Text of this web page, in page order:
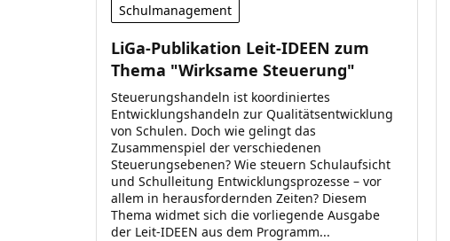
Schulmanagement
LiGa-Publikation Leit-IDEEN zum
Thema "Wirksame Steuerung"
Steuerungshandeln ist koordiniertes
Entwicklungshandeln zur Qualitätsentwicklung
von Schulen. Doch wie gelingt das
Zusammenspiel der verschiedenen
Steuerungsebenen? Wie steuern Schulaufsicht
und Schulleitung Entwicklungsprozesse – vor
allem in herausfordernden Zeiten? Diesem
Thema widmet sich die vorliegende Ausgabe
der Leit-IDEEN aus dem Programm...